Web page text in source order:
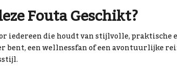
Fouta Geschikt?
iedereen die houdt van stijlvolle, praktische
bent, een wellnessfan of een avontuurlijke